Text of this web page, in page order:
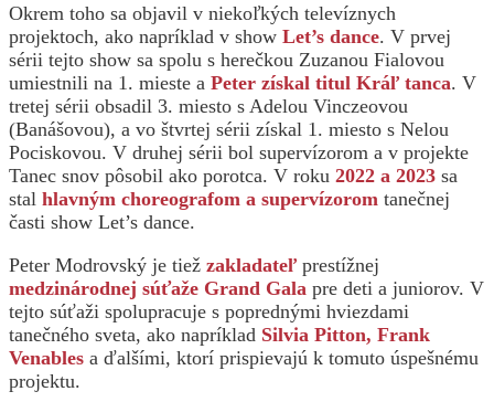
Okrem toho sa objavil v niekoľkých televíznych
projektoch, ako napríklad v show Let’s dance. V prvej
sérii tejto show sa spolu s herečkou Zuzanou Fialovou
umiestnili na 1. mieste a Peter získal titul Kráľ tanca. V
tretej sérii obsadil 3. miesto s Adelou Vinczeovou
(Banášovou), a vo štvrtej sérii získal 1. miesto s Nelou
Pociskovou. V druhej sérii bol supervízorom a v projekte
Tanec snov pôsobil ako porotca. V roku 2022 a 2023 sa
stal hlavným choreografom a supervízorom tanečnej
časti show Let’s dance.
Peter Modrovský je tiež zakladateľ prestížnej
medzinárodnej súťaže Grand Gala pre deti a juniorov. V
tejto súťaži spolupracuje s poprednými hviezdami
tanečného sveta, ako napríklad Silvia Pitton, Frank
Venables a ďalšími, ktorí prispievajú k tomuto úspešnému
projektu.